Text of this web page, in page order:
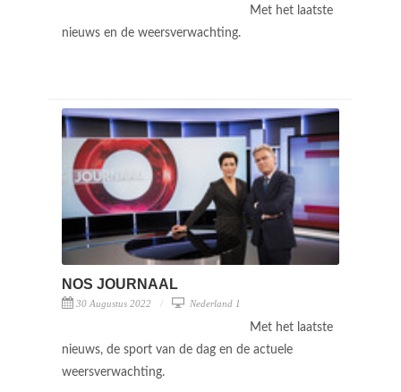
Met het laatste
nieuws en de weersverwachting.
NOS JOURNAAL
30 Augustus 2022 Nederland 1
Met het laatste
nieuws, de sport van de dag en de actuele
weersverwachting.